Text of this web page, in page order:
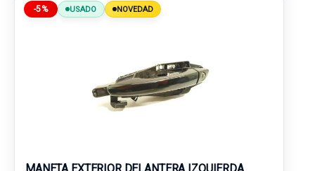
-5% USADO NOVEDAD